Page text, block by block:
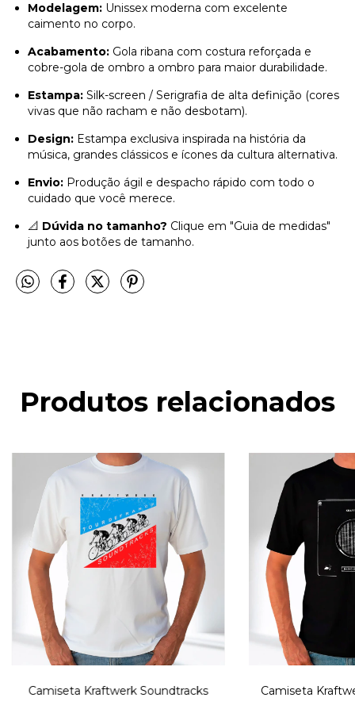
Modelagem: Unissex moderna com excelente
caimento no corpo.
Acabamento: Gola ribana com costura reforçada e
cobre-gola de ombro a ombro para maior durabilidade.
Estampa: Silk-screen / Serigrafia de alta definição (cores
vivas que não racham e não desbotam).
Design: Estampa exclusiva inspirada na história da
música, grandes clássicos e ícones da cultura alternativa.
Envio: Produção ágil e despacho rápido com todo o
cuidado que você merece.
📐 Dúvida no tamanho? Clique em "Guia de medidas"
junto aos botões de tamanho.
Produtos relacionados
Camiseta Kraftwerk Soundtracks Camiseta